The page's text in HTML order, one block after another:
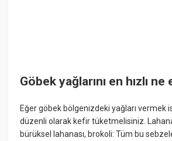
Göbek yağlarını en hızlı
Eğer göbek bölgenizdeki yağları vermek
düzenli olarak kefir tüketmelisiniz.
bürüksel lahanası, brokoli: Tüm bu